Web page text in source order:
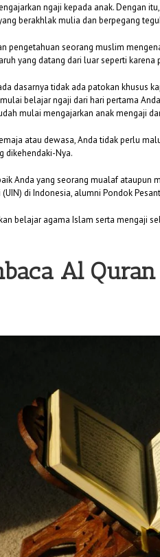
ngaji kepada anak. Dengan
berakhlak mulia dan berpegang
pengetahuan seorang muslim
yang datang dari luar seperti karena
dasarnya tidak ada patokan khusus
belajar ngaji dari hari pertama
mulai mengajarkan anak mengaji
atau dewasa, Anda tidak perlu
dikehendaki-Nya.
Anda yang seorang mualaf
di Indonesia, alumni Pondok
belajar agama Islam serta mengaji
Al